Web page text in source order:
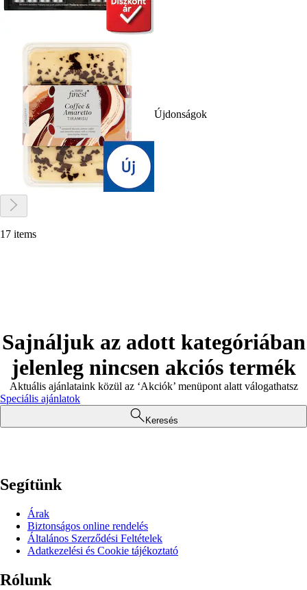
Újdonságok
17 items
Sajnáljuk az adott kategóriában
jelenleg nincsen akciós termék
Aktuális ajánlataink közül az ‘Akciók’ menüpont alatt válogathatsz
Speciális ajánlatok
Keresés
Segítünk
Árak
Biztonságos online rendelés
Általános Szerződési Feltételek
Adatkezelési és Cookie tájékoztató
Rólunk